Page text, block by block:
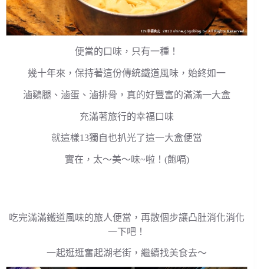
便當的口味，只有一種！
幾十年來，保持著這份傳統鐵道風味，始終如一
滷鷄腿、滷蛋、滷排骨，真的好豐富的滿滿一大盒
充滿著旅行的幸福口味
就這樣13獨自也扒光了這一大盒便當
實在，太～美～味~啦！(飽嗝)
吃完滿滿鐵道風味的旅人便當，再散個步讓凸肚消化消化
一下吧！
一起逛逛奮起湖老街，繼續找美食去～